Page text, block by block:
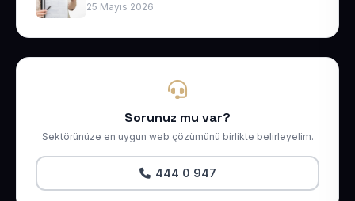
25 Mayıs 2026
Sorunuz mu var?
Sektörünüze en uygun web çözümünü birlikte belirleyelim.
444 0 947